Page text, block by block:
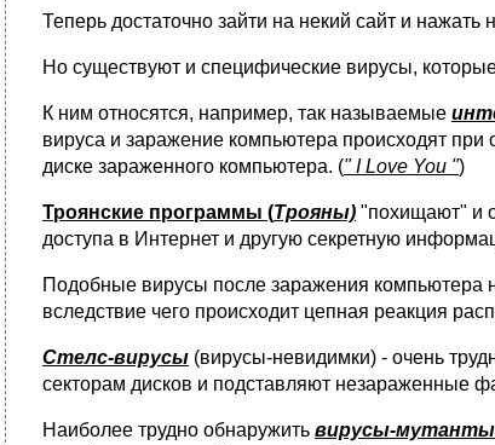
Теперь достаточно зайти на некий сайт и
Но существуют и специфические вирусы,
К ним относятся, например, так называемые
вируса и заражение компьютера происходят
диске зараженного компьютера. ("I Love You ")
Троянские программы (Трояны) "похищают" и
доступа в Интернет и другую секретную
Подобные вирусы после заражения компьютера
вследствие чего происходит цепная реакция
Стелс-вирусы (вирусы-невидимки) - очень
секторам дисков и подставляют незараженные
Наиболее трудно обнаружить вирусы-мутанты